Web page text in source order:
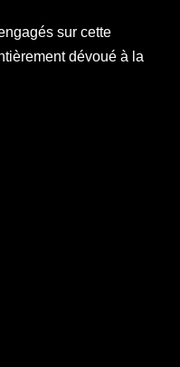
sur cette
dévoué à la